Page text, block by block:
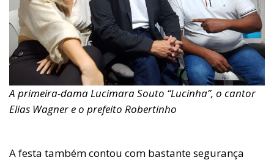
A primeira-dama Lucimara Souto “Lucinha”, o cantor
Elias Wagner e o prefeito Robertinho
A festa também contou com bastante segurança